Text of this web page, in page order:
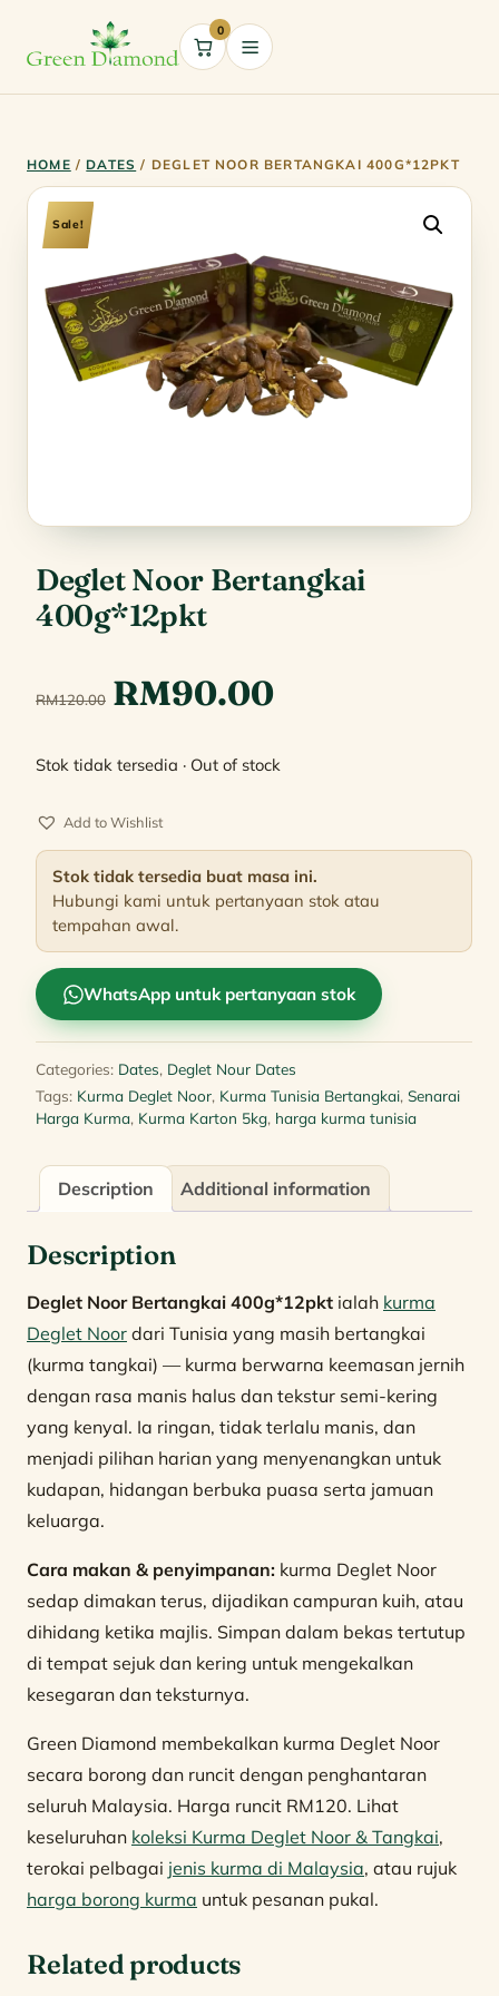
Cart
0
HOME / DATES / DEGLET NOOR BERTANGKAI 400G*12PKT
Sale!
Deglet Noor Bertangkai
400g*12pkt
RM120.00 Original
RM120.00.
RM90.00Current
RM90.00.
Stok tidak tersedia · Out of stock
Add to Wishlist
Stok tidak tersedia buat masa ini.
Hubungi kami untuk pertanyaan stok atau
tempahan awal.
WhatsApp untuk pertanyaan stok
Categories: Dates, Deglet Nour Dates
Tags: Kurma Deglet Noor, Kurma Tunisia Bertangkai, Senarai
Harga Kurma, Kurma Karton 5kg, harga kurma tunisia
Description Additional information
Description
Deglet Noor Bertangkai 400g*12pkt ialah kurma
Deglet Noor dari Tunisia yang masih bertangkai
(kurma tangkai) — kurma berwarna keemasan jernih
dengan rasa manis halus dan tekstur semi-kering
yang kenyal. Ia ringan, tidak terlalu manis, dan
menjadi pilihan harian yang menyenangkan untuk
kudapan, hidangan berbuka puasa serta jamuan
keluarga.
Cara makan & penyimpanan: kurma Deglet Noor
sedap dimakan terus, dijadikan campuran kuih, atau
dihidang ketika majlis. Simpan dalam bekas tertutup
di tempat sejuk dan kering untuk mengekalkan
kesegaran dan teksturnya.
Green Diamond membekalkan kurma Deglet Noor
secara borong dan runcit dengan penghantaran
seluruh Malaysia. Harga runcit RM120. Lihat
keseluruhan koleksi Kurma Deglet Noor & Tangkai,
terokai pelbagai jenis kurma di Malaysia, atau rujuk
harga borong kurma untuk pesanan pukal.
Related products